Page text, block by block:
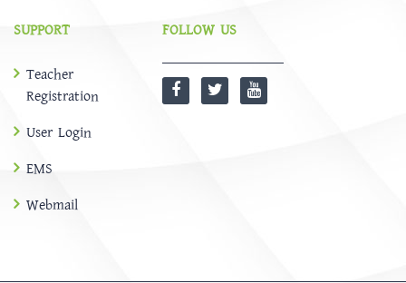
SUPPORT
Teacher
Registration
User Login
EMS
Webmail
FOLLOW US